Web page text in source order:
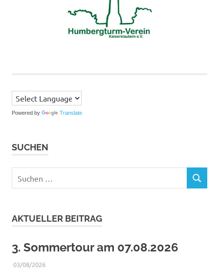
Powered by Translate
SUCHEN
nach:
SUCHEN
AKTUELLER BEITRAG
3. Sommertour am 07.08.2026
03/08/2026WERNER
BERICHTE